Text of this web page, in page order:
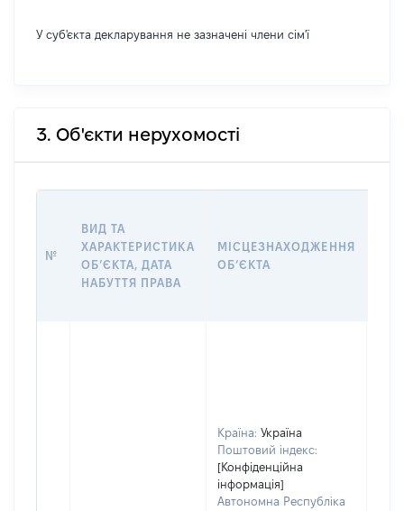
У суб'єкта декларування не зазначені члени сім'ї
3. Об'єкти нерухомості
№
ВИД ТА
ХАРАКТЕРИСТИКА
ОБʼЄКТА, ДАТА
НАБУТТЯ ПРАВА
МІСЦЕЗНАХОДЖЕННЯ
ОБʼЄКТА
Країна: Україна
Поштовий індекс:
[Конфіденційна
інформація]
Автономна Республіка